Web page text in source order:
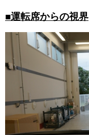
■運転席からの視界